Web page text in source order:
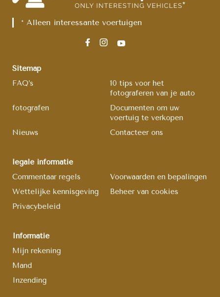
* Alleen interessante voertuigen
Sitemap
FAQ’s
10 tips voor het
fotograferen van je auto
fotografen
Documenten om uw
voertuig te verkopen
Nieuws
Contacteer ons
legale informatie
Commentaar regels
Voorwaarden en bepalingen
Wettelijke kennisgeving
Beheer van cookies
Privacybeleid
Informatie
Mijn rekening
Mand
Inzending